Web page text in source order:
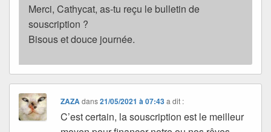
Merci, Cathycat, as-tu reçu le bulletin de
souscription ?
Bisous et douce journée.
ZAZA dans21/05/2021 à 07:43 a dit :
C’est certain, la souscription est le meilleur